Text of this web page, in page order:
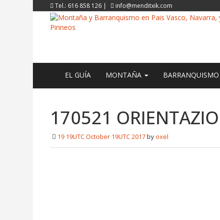
Tel.: 616 858 126 | info@menditxik.com
EL GUÍA MONTAÑA BARRANQUISMO
170521
19 19UTC October 19UTC 2017byoxel